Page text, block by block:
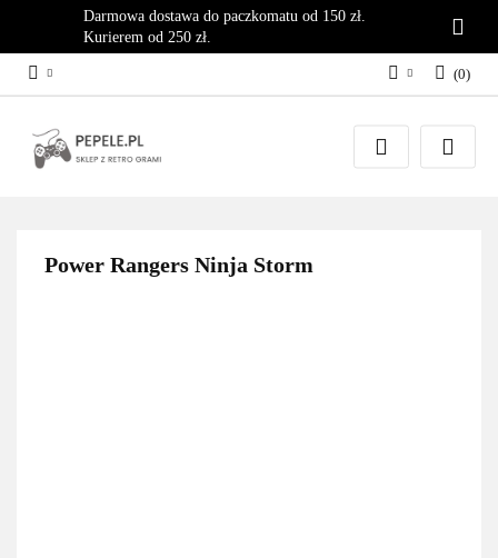
Darmowa dostawa do paczkomatu od 150 zł.
Kurierem od 250 zł.
Zaloguj się
Załóż konto
(0)
Power Rangers Ninja Storm